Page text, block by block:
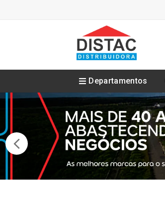
Departamentos